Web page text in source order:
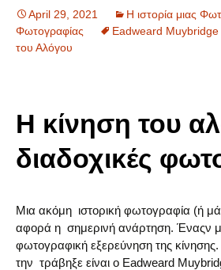
April 29, 2021 Η ιστορία μιας
Φωτογραφίας
Eadweard
του Αλόγου
Η κίνηση του
διαδοχικές
Μια ακόμη ιστορική φωτογραφία (ή
αφορά η σημερινή ανάρτηση. Έναςν
φωτογραφική εξερεύνηση της
την τράβηξε είναι ο Eadweard